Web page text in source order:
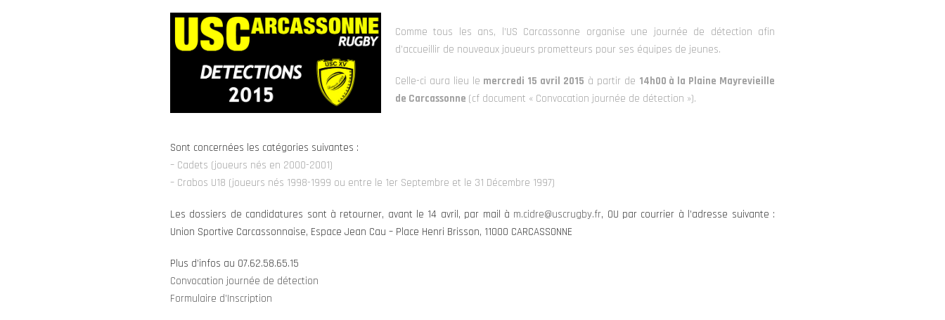
Comme tous les ans, l’US Carcassonne organise une journée de détection afin
d’accueillir de nouveaux joueurs prometteurs pour ses équipes de jeunes.
Celle-ci aura lieu le mercredi 15 avril 2015 à partir de 14h00 à la Plaine Mayrevieille
de Carcassonne (cf document « Convocation journée de détection »).
Sont concernées les catégories suivantes :
– Cadets (joueurs nés en 2000-2001)
– Crabos U18 (joueurs nés 1998-1999 ou entre le 1er Septembre et le 31 Décembre 1997)
Les dossiers de candidatures sont à retourner, avant le 14 avril, par mail à m.cidre@uscrugby.fr, OU par courrier à l’adresse suivante :
Union Sportive Carcassonnaise, Espace Jean Cau – Place Henri Brisson, 11000 CARCASSONNE
Plus d’infos au 07.62.58.65.15
Convocation journée de détection
Formulaire d’Inscription